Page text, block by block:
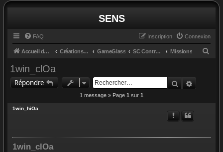
SENS
FAQ Connexion
Inscription
Accueil du forum Créations et retours GameGlass SC Controls by Cosmo Missions
1win_clOa
Répondre Rechercher
1 message » Page 1 sur 1
1win_hiOa
1win_clOa